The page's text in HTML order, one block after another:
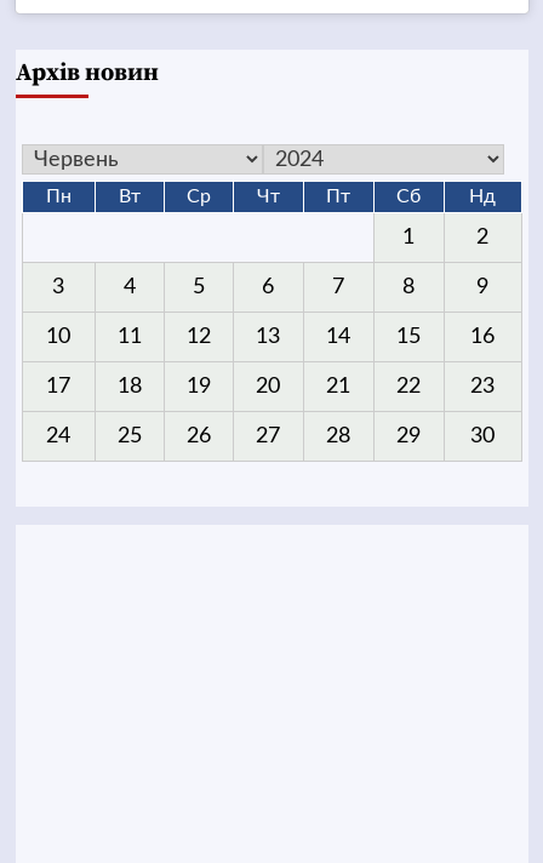
Архів новин
Пн Вт Ср Чт Пт Сб Нд
1 2
3 4 5 6 7 8 9
10 11 12 13 14 15 16
17 18 19 20 21 22 23
24 25 26 27 28 29 30